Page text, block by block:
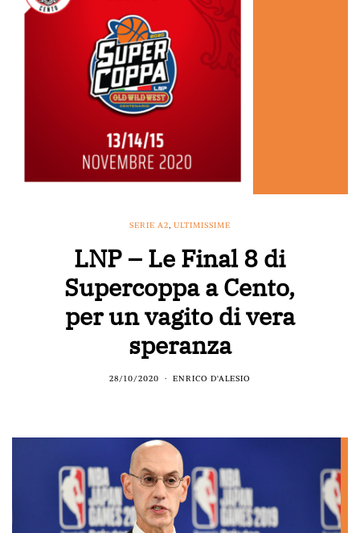
SERIE A2, ULTIMISSIME
LNP – Le Final 8 di
Supercoppa a Cento,
per un vagito di vera
speranza
28/10/2020 ENRICO D'ALESIO